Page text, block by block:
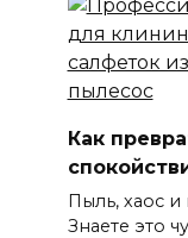
Как
Пыль, хаос и
Знаете это